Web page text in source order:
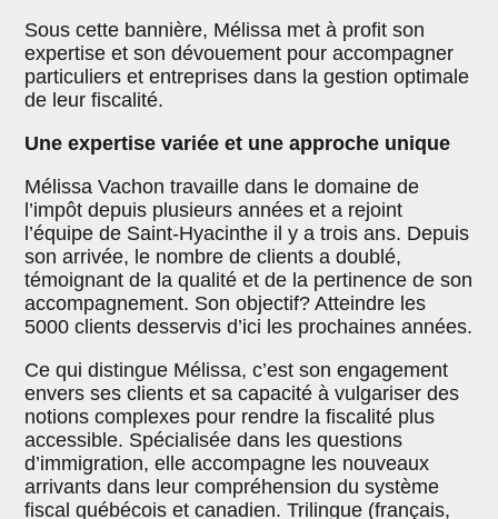
Sous cette bannière, Mélissa met à profit son
expertise et son dévouement pour accompagner
particuliers et entreprises dans la gestion optimale
de leur fiscalité.
Une expertise variée et une approche unique
Mélissa Vachon travaille dans le domaine de
l’impôt depuis plusieurs années et a rejoint
l’équipe de Saint-Hyacinthe il y a trois ans. Depuis
son arrivée, le nombre de clients a doublé,
témoignant de la qualité et de la pertinence de son
accompagnement. Son objectif? Atteindre les
5000 clients desservis d’ici les prochaines années.
Ce qui distingue Mélissa, c’est son engagement
envers ses clients et sa capacité à vulgariser des
notions complexes pour rendre la fiscalité plus
accessible. Spécialisée dans les questions
d’immigration, elle accompagne les nouveaux
arrivants dans leur compréhension du système
fiscal québécois et canadien. Trilingue (français,